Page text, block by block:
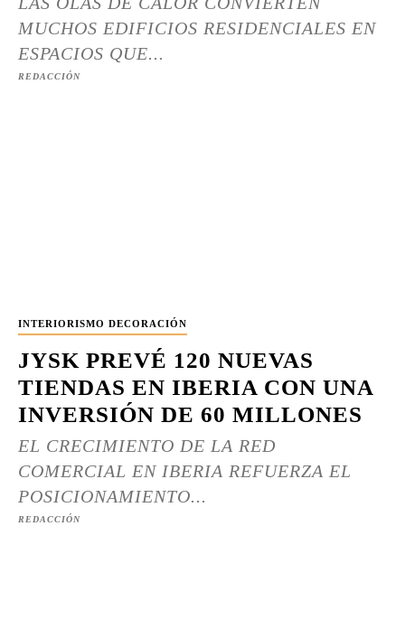
MUCHOS EDIFICIOS RESIDENCIALES EN
ESPACIOS QUE...
REDACCIÓN
INTERIORISMO DECORACIÓN
JYSK PREVÉ 120 NUEVAS
TIENDAS EN IBERIA CON UNA
INVERSIÓN DE 60 MILLONES
EL CRECIMIENTO DE LA RED
COMERCIAL EN IBERIA REFUERZA EL
POSICIONAMIENTO...
REDACCIÓN